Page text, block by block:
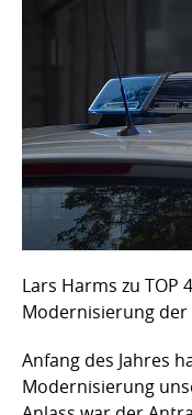
Lars Harms zu
Modernisierung der
Anfang des Jahres
Modernisierung